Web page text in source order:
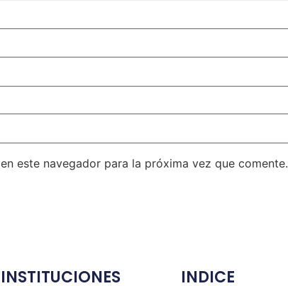
este navegador para la próxima vez que comente.
INSTITUCIONES INDICE